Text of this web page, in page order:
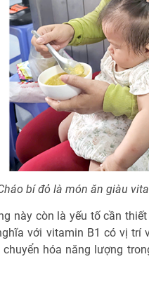
bí đỏ là món ăn giàu
này còn là yếu tố cần
với vitamin B1 có vị trí
hóa năng lượng